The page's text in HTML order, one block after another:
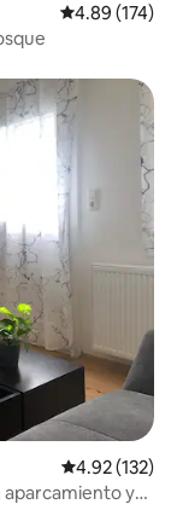
Calificación
4.89 (174)
Calificación
4.92 (132)
y